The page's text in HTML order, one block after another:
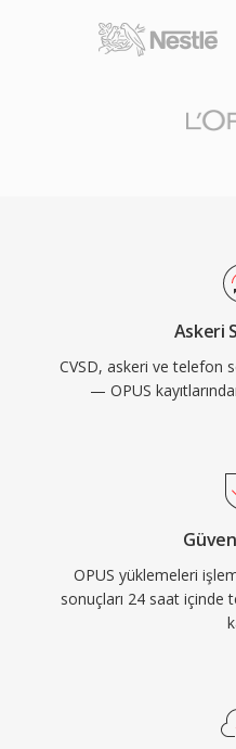
Askeri
CVSD, askeri ve telefon
— OPUS
OPUS yüklemeleri
sonuçları 24 saat